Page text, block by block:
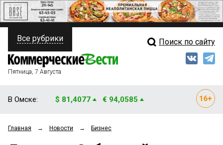
ПОЛИТИКА
ФИНАНСЫ
ОБЩЕСТВО
Свежий выпуск
Все рубрики Поиск по сайту
Пятница, 7 Августа
В Омске: $ 81,4077 € 94,0585
Главная → Новости → Бизнес